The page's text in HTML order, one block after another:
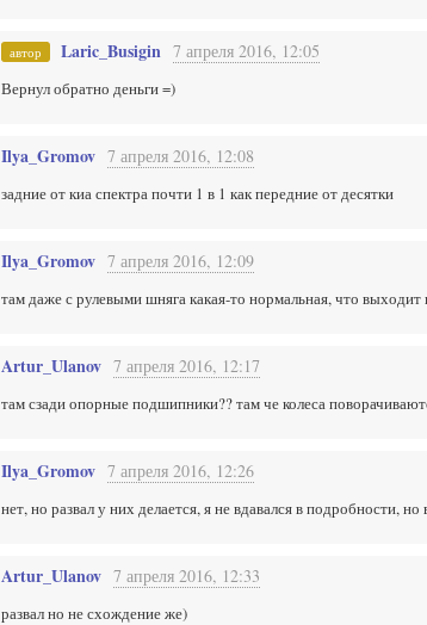
автор Laric_Busigin 7 апреля 2016, 12:05
Вернул обратно деньги =)
Ilya_Gromov 7 апреля 2016, 12:08
задние от киа спектра почти 1 в 1 как передние от десятки
Ilya_Gromov 7 апреля 2016, 12:09
там даже с рулевыми шняга какая-то нормальная, что
Artur_Ulanov 7 апреля 2016, 12:17
там сзади опорные подшипники?? там че колеса
Ilya_Gromov 7 апреля 2016, 12:26
нет, но развал у них делается, я не вдавался в подробности,
Artur_Ulanov 7 апреля 2016, 12:33
развал но не схождение же)